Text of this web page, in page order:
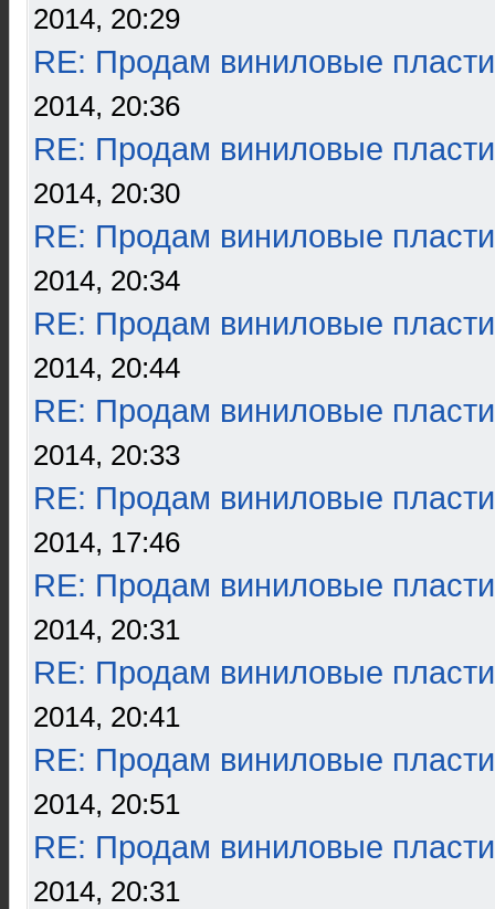
2014, 20:29
RE: Продам виниловые
2014, 20:36
RE: Продам виниловые
2014, 20:30
RE: Продам виниловые
2014, 20:34
RE: Продам виниловые
2014, 20:44
RE: Продам виниловые
2014, 20:33
RE: Продам виниловые
2014, 17:46
RE: Продам виниловые
2014, 20:31
RE: Продам виниловые
2014, 20:41
RE: Продам виниловые
2014, 20:51
RE: Продам виниловые
2014, 20:31